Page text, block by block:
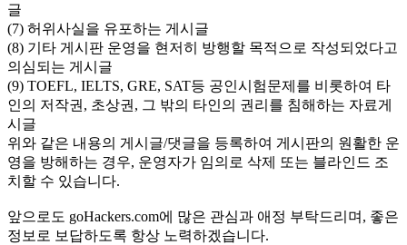
글
(7) 허위사실을 유포하는 게시글
(8) 기타 게시판 운영을 현저히 방행할 목적으로 작성되었다고
의심되는 게시글
(9) TOEFL, IELTS, GRE, SAT등 공인시험문제를 비롯하여 타
인의 저작권, 초상권, 그 밖의 타인의 권리를 침해하는 자료게
시글
위와 같은 내용의 게시글/댓글을 등록하여 게시판의 원활한 운
영을 방해하는 경우, 운영자가 임의로 삭제 또는 블라인드 조
치할 수 있습니다.
앞으로도 goHackers.com에 많은 관심과 애정 부탁드리며, 좋은
정보로 보답하도록 항상 노력하겠습니다.